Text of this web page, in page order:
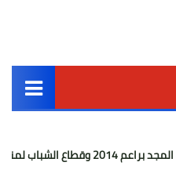
أخبار مصر